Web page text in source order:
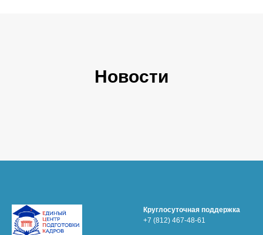
Новости
Круглосуточная поддержка
+7 (812) 467-48-61